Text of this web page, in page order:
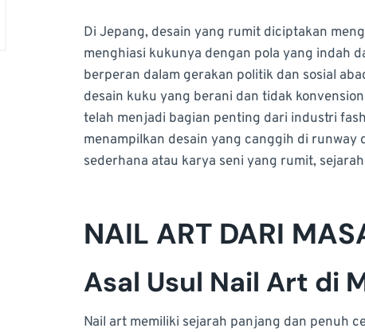
Di Jepang, desain yang rumit diciptakan
menghiasi kukunya dengan pola yang indah
berperan dalam gerakan politik dan sosial
desain kuku yang berani dan tidak
telah menjadi bagian penting dari industri
menampilkan desain yang canggih di
sederhana atau karya seni yang rumit,
NAIL ART DARI
Asal Usul Nail Art di
Nail art memiliki sejarah panjang dan penuh